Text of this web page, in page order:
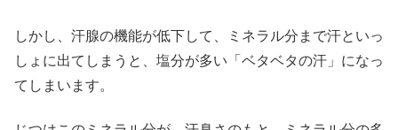
しかし、汗腺の機能が低下して、ミネラル分まで汗といっ
しょに出てしまうと、塩分が多い「ベタベタの汗」になっ
てしまいます。